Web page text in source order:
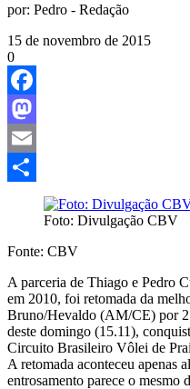
por: Pedro - Redação
15 de novembro de 2015
0
Facebook
Mastodon
Email
Foto: Divulgação CBV
Fonte: CBV
A parceria de Thiago e Pedro
em 2010, foi retomada da
Bruno/Hevaldo (AM/CE) por 2
deste domingo (15.11),
Circuito Brasileiro Vôlei de
A retomada aconteceu apenas
entrosamento parece o mesmo